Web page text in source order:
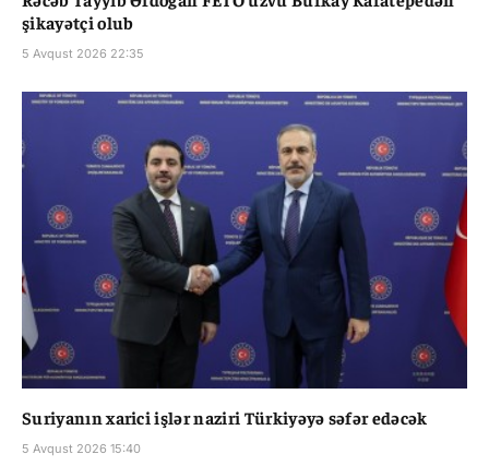
şikayətçi olub
5 Avqust 2026 22:35
Suriyanın xarici işlər naziri Türkiyəyə səfər edəcək
5 Avqust 2026 15:40